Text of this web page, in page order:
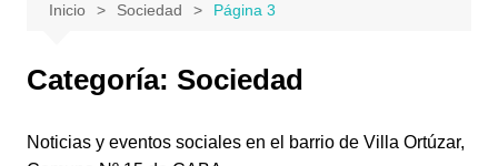
Inicio Sociedad Página 3
Categoría: Sociedad
Noticias y eventos sociales en el barrio de Villa Ortúzar,